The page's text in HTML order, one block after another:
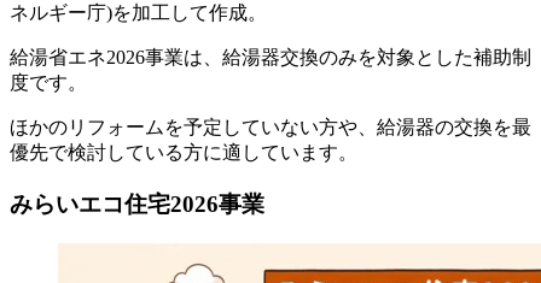
ネルギー庁)を加工して作成。
給湯省エネ2026事業は、給湯器交換のみを対象とした補助制
度です。
ほかのリフォームを予定していない方や、給湯器の交換を最
優先で検討している方に適しています。
みらいエコ住宅2026事業